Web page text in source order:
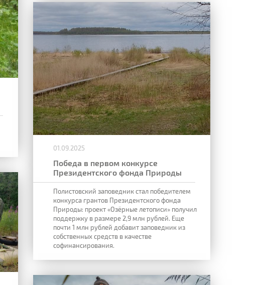
01.09.2025
Победа в первом конкурсе
Президентского фонда Природы
Полистовский заповедник стал победителем
конкурса грантов Президентского фонда
Природы: проект «Озёрные летописи» получил
поддержку в размере 2,9 млн рублей. Еще
почти 1 млн рублей добавит заповедник из
собственных средств в качестве
софинансирования.